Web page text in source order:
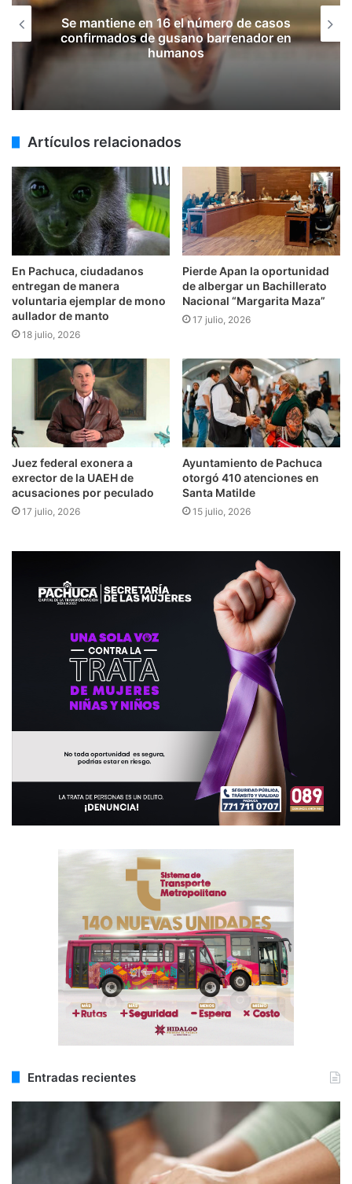
Se mantiene en 16 el número de casos
confirmados de gusano barrenador en
humanos
Artículos relacionados
En Pachuca, ciudadanos
entregan de manera
voluntaria ejemplar de mono
aullador de manto
18 julio, 2026
Pierde Apan la oportunidad
de albergar un Bachillerato
Nacional “Margarita Maza”
17 julio, 2026
Juez federal exonera a
exrector de la UAEH de
acusaciones por peculado
17 julio, 2026
Ayuntamiento de Pachuca
otorgó 410 atenciones en
Santa Matilde
15 julio, 2026
Entradas recientes